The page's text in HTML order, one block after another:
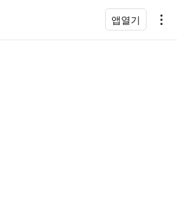
앱열기